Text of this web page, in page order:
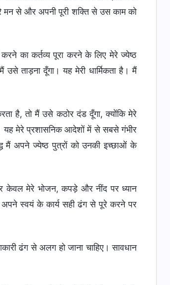
मन से और अपनी पूरी शक्ति से उस काम को
का कर्तव्य पूरा करने के लिए मेरे ज्येष्ठ
ताड़ना दूँगा। यह मेरी धार्मिकता है। मैं
है, तो मैं उसे कठोर दंड दूँगा, क्योंकि मेरे
यह मेरे प्रशासनिक आदेशों में से सबसे गंभीर
अपने ज्येष्ठ पुत्रों को उनकी इच्छाओं के
केवल मेरे भोजन, कपड़े और नींद पर ध्यान
अपने स्वयं के कार्य सही ढंग से पूरे करने पर
ढंग से अलग हो जाना चाहिए। सावधान